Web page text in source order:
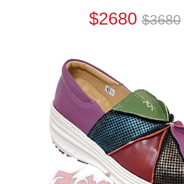
$2680$3680